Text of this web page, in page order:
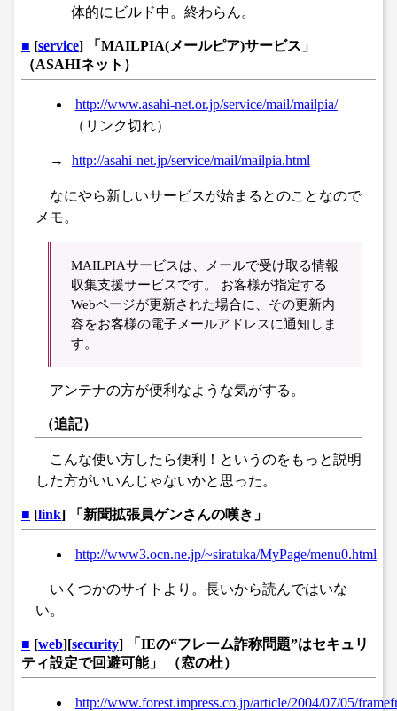
体的にビルド中。終わらん。
■ [service] 「MAILPIA(メールピア)サービス」
（ASAHIネット）
http://www.asahi-net.or.jp/service/mail/mailpia/
（リンク切れ）
→ http://asahi-net.jp/service/mail/mailpia.html
なにやら新しいサービスが始まるとのことなので
メモ。
MAILPIAサービスは、メールで受け取る情報
収集支援サービスです。 お客様が指定する
Webページが更新された場合に、その更新内
容をお客様の電子メールアドレスに通知しま
す。
アンテナの方が便利なような気がする。
（追記）
こんな使い方したら便利！というのをもっと説明
した方がいいんじゃないかと思った。
■ [link] 「新聞拡張員ゲンさんの嘆き」
http://www3.ocn.ne.jp/~siratuka/MyPage/menu0.html
いくつかのサイトより。長いから読んではいな
い。
■ [web][security] 「IEの“フレーム詐称問題”はセキュリ
ティ設定で回避可能」 （窓の杜）
http://www.forest.impress.co.jp/article/2004/07/05/